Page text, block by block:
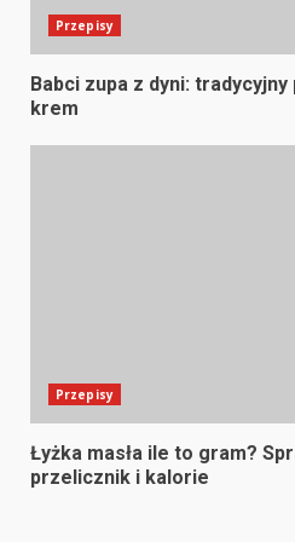
Przepisy
Babci zupa z dyni:
krem
Przepisy
Łyżka masła ile to gram?
przelicznik i kalorie